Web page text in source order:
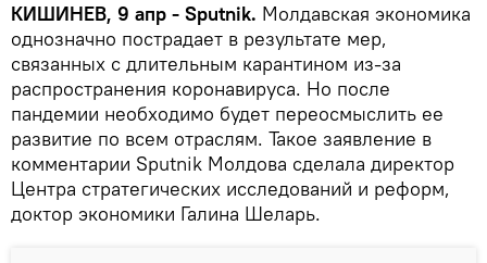
КИШИНЕВ, 9 апр - Sputnik. Молдавская экономика
однозначно пострадает в результате мер,
связанных с длительным карантином из-за
распространения коронавируса. Но после
пандемии необходимо будет переосмыслить ее
развитие по всем отраслям. Такое заявление в
комментарии Sputnik Молдова сделала директор
Центра стратегических исследований и реформ,
доктор экономики Галина Шеларь.